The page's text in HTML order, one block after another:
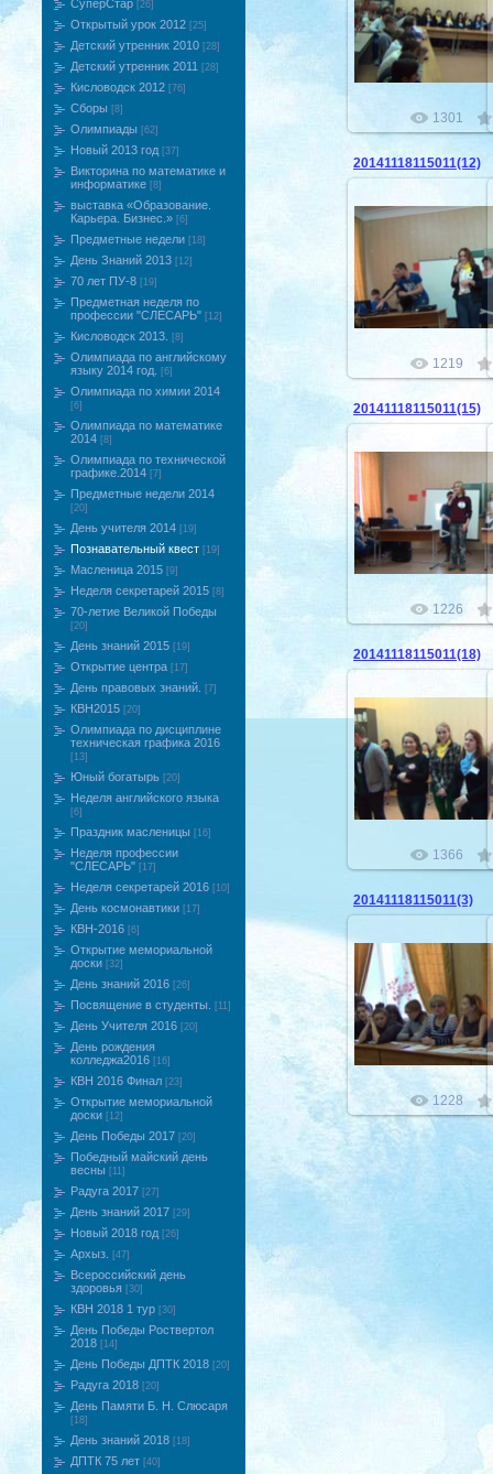
СуперСтар [26]
Открытый урок 2012 [25]
Детский утренник 2010 [28]
Детский утренник 2011 [28]
Кисловодск 2012 [76]
Сборы [8]
Олимпиады [62]
Новый 2013 год [37]
Викторина по математике и
информатике [8]
выставка «Образование.
Карьера. Бизнес.» [6]
Предметные недели [18]
День Знаний 2013 [12]
70 лет ПУ-8 [19]
Предметная неделя по
профессии "СЛЕСАРЬ" [12]
Кисловодск 2013. [8]
Олимпиада по английскому
языку 2014 год.
[6]
Олимпиада по химии 2014
[6]
Олимпиада по математике
2014 [8]
Олимпиада по технической
графике.2014 [7]
Предметные недели 2014
[20]
День учителя 2014 [19]
Познавательный квест [19]
Масленица 2015 [9]
Неделя секретарей 2015 [8]
70-летие Великой Победы
[20]
День знаний 2015 [19]
Открытие центра [17]
День правовых знаний. [7]
КВН2015 [20]
Олимпиада по дисциплине
техническая графика 2016
[13]
Юный богатырь [20]
Неделя английского языка
[6]
Праздник масленицы [16]
Неделя профессии
"СЛЕСАРЬ" [17]
Неделя секретарей 2016 [10]
День космонавтики [17]
КВН-2016 [6]
Открытие мемориальной
доски [32]
День знаний 2016 [26]
Посвящение в студенты. [11]
День Учителя 2016 [20]
День рождения
колледжа2016 [16]
КВН 2016 Финал [23]
Открытие мемориальной
доски [12]
День Победы 2017 [20]
Победный майский день
весны [11]
Радуга 2017 [27]
День знаний 2017 [29]
Новый 2018 год [26]
Архыз. [47]
Всероссийский день
здоровья [30]
КВН 2018 1 тур [30]
День Победы Роствертол
2018 [14]
День Победы ДПТК 2018 [20]
Радуга 2018 [20]
День Памяти Б. Н. Слюсаря
[18]
День знаний 2018 [18]
ДПТК 75 лет [40]
1301
20141118115011(12)
1219
20141118115011(15)
1226
20141118115011(18)
1366
20141118115011(3)
1228